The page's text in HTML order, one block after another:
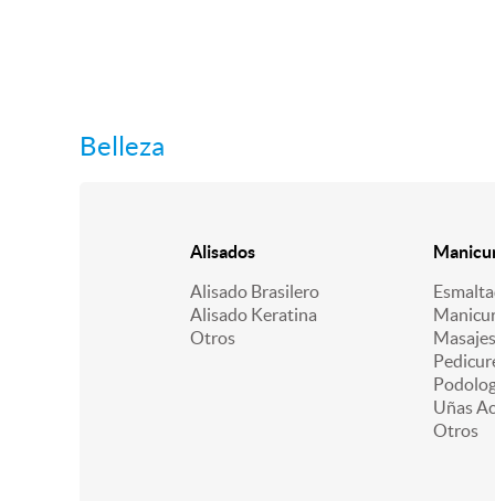
Belleza
Alisados
Alisado Brasilero
Alisado Keratina
Otros
Uñas
Otros